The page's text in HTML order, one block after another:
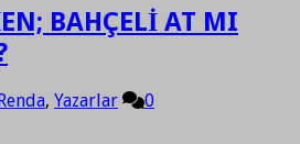
BAHÇELİ AT MI
, Yazarlar 0